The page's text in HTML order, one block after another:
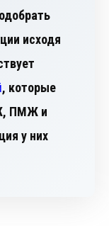
исходя
Существует
, которые
ПМЖ и
у них